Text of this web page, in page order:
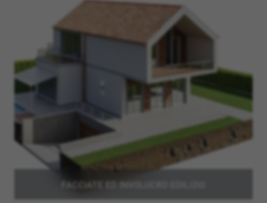
FACCIATE ED INVOLUCRO EDILIZIO